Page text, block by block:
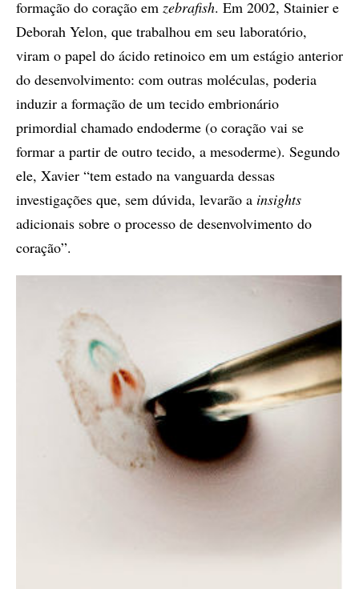
formação do coração em zebrafish. Em 2002, Stainier e
Deborah Yelon, que trabalhou em seu laboratório,
viram o papel do ácido retinoico em um estágio anterior
do desenvolvimento: com outras moléculas, poderia
induzir a formação de um tecido embrionário
primordial chamado endoderme (o coração vai se
formar a partir de outro tecido, a mesoderme). Segundo
ele, Xavier “tem estado na vanguarda dessas
investigações que, sem dúvida, levarão a insights
adicionais sobre o processo de desenvolvimento do
coração”.